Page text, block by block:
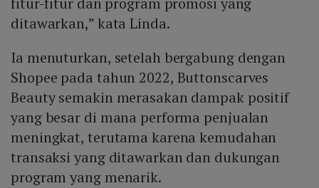
ditawarkan,” kata Linda.
Ia menuturkan, setelah bergabung dengan
Shopee pada tahun 2022, Buttonscarves
Beauty semakin merasakan dampak positif
yang besar di mana performa penjualan
meningkat, terutama karena kemudahan
transaksi yang ditawarkan dan dukungan
program yang menarik.